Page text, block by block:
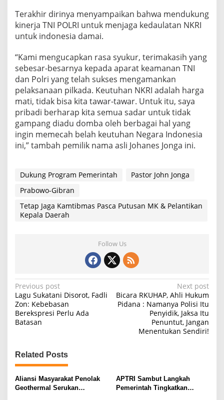
l
a
n
g
P
a
s
c
a
P
u
t
u
s
a
K
e
k
a
a
a
Terakhir dirinya menyampaikan bahwa mendukung
kinerja TNI POLRI untuk menjaga kedaulatan NKRI
untuk indonesia damai.
“Kami mengucapkan rasa syukur, terimakasih yang
sebesar-besarnya kepada aparat keamanan TNI
dan Polri yang telah sukses mengamankan
pelaksanaan pilkada. Keutuhan NKRI adalah harga
mati, tidak bisa kita tawar-tawar. Untuk itu, saya
pribadi berharap kita semua sadar untuk tidak
gampang diadu domba oleh berbagai hal yang
ingin memecah belah keutuhan Negara Indonesia
ini,” tambah pemilik nama asli Johanes Jonga ini.
Dukung Program Pemerintah
Pastor John Jonga
Prabowo-Gibran
Tetap Jaga Kamtibmas Pasca Putusan MK & Pelantikan
Kepala Daerah
Follow Us
P
o
s
a
v
i
Previous post
Lagu Sukatani Disorot, Fadli
Zon: Kebebasan
Berekspresi Perlu Ada
Batasan
Next post
Bicara RKUHAP, Ahli Hukum
Pidana : Namanya Polisi Itu
Penyidik, Jaksa Itu
Penuntut, Jangan
Menentukan Sendiri!
Related Posts
Aliansi Masyarakat Penolak
Geothermal Serukan
APTRI Sambut Langkah
Pemerintah Tingkatkan